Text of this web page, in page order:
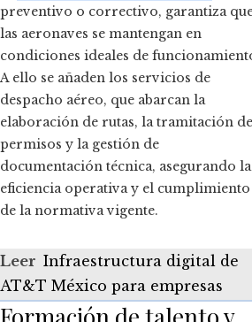
preventivo o correctivo, garantiza
las aeronaves se mantengan en
condiciones ideales de
A ello se añaden los servicios de
despacho aéreo, que abarcan la
elaboración de rutas, la tramitación de
permisos y la gestión de
documentación técnica, asegurando la
eficiencia operativa y el cumplimiento
de la normativa vigente.
Leer Infraestructura digital de
AT&T México para empresas